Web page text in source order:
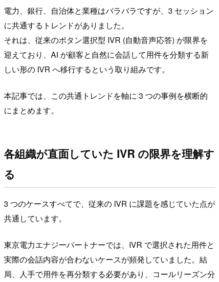
電力、銀行、自治体と業種はバラバラですが、3 セッション
に共通するトレンドがありました。
それは、従来のボタン選択型 IVR (自動音声応答) が限界を
迎えており、AI が顧客と自然に会話して用件を分類する新
しい形の IVR へ移行するという取り組みです。
本記事では、この共通トレンドを軸に 3 つの事例を横断的
にまとめます。
各組織が直面していた IVR の限界を理解す
る
3 つのケースすべてで、従来の IVR に課題を感じていた点が
共通しています。
東京電力エナジーパートナーでは、IVR で選択された用件と
実際の会話内容が合わないケースが頻発していました。結
局、人手で用件を再分類する必要があり、コールリーズン分